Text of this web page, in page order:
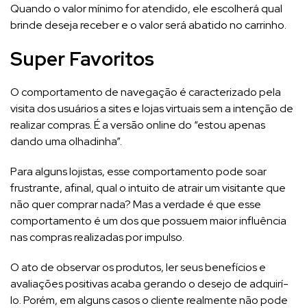
Quando o valor mínimo for atendido, ele escolherá qual
brinde deseja receber e o valor será abatido no carrinho.
Super Favoritos
O comportamento de navegação é caracterizado pela
visita dos usuários a sites e lojas virtuais sem a intenção de
realizar compras. É a versão online do “estou apenas
dando uma olhadinha”.
Para alguns lojistas, esse comportamento pode soar
frustrante, afinal, qual o intuito de atrair um visitante que
não quer comprar nada? Mas a verdade é que esse
comportamento é um dos que possuem maior influência
nas compras realizadas por impulso.
O ato de observar os produtos, ler seus benefícios e
avaliações positivas acaba gerando o desejo de adquirí-
lo. Porém, em alguns casos o cliente realmente não pode